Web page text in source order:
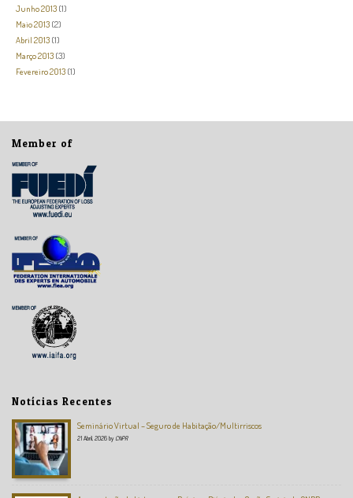
Junho 2013 (1)
Maio 2013 (2)
Abril 2013 (1)
Março 2013 (3)
Fevereiro 2013 (1)
Member of
Notícias Recentes
Seminário Virtual – Seguro de Habitação/Multirriscos
21 Abril, 2026 by CNPR